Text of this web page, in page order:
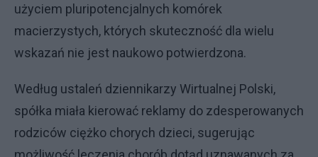
użyciem pluripotencjalnych komórek
macierzystych, których skuteczność dla wielu
wskazań nie jest naukowo potwierdzona.
Według ustaleń dziennikarzy Wirtualnej Polski,
spółka miała kierować reklamy do zdesperowanych
rodziców ciężko chorych dzieci, sugerując